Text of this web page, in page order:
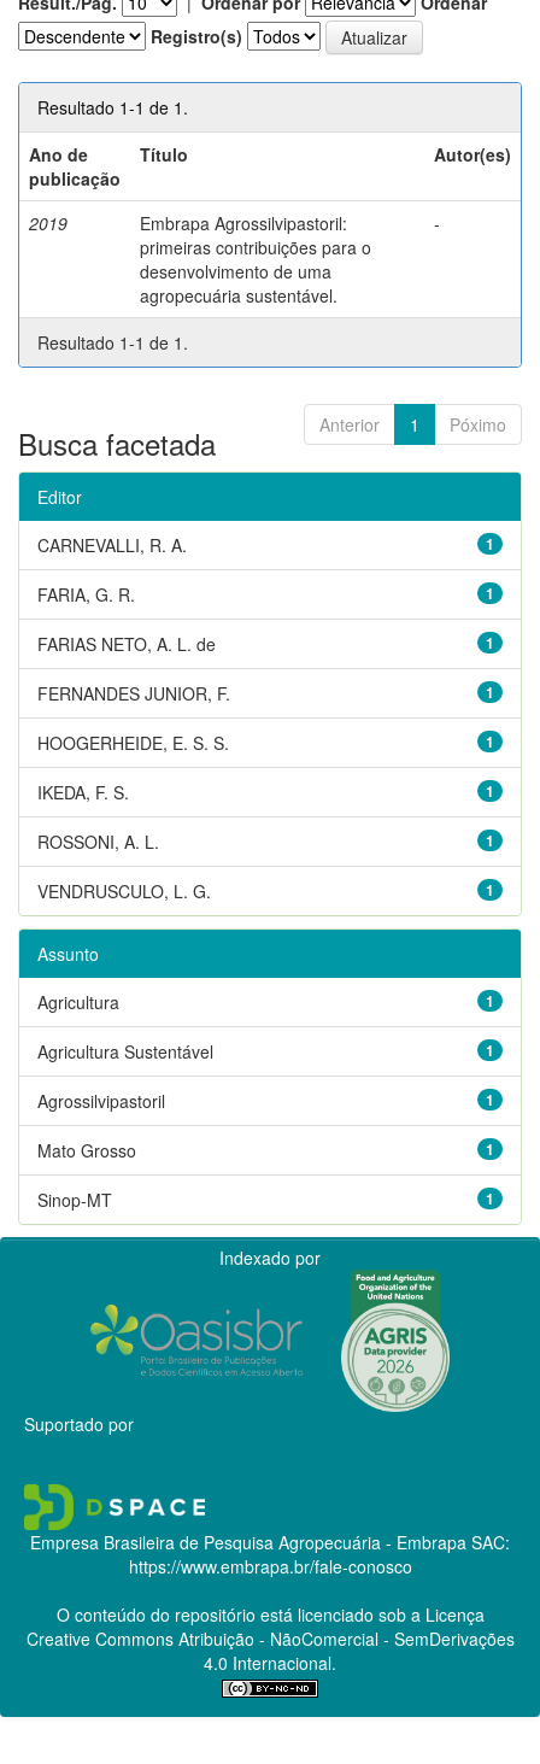
Registro(s)
Resultado 1-1 de 1.
Ano de
publicação
Título Autor(es)
2019
Embrapa Agrossilvipastoril:
primeiras contribuições para o
desenvolvimento de uma
agropecuária sustentável.
-
Resultado 1-1 de 1.
Anterior 1 Póximo
Busca facetada
Editor
1
CARNEVALLI, R. A.
1
FARIA, G. R.
1
FARIAS NETO, A. L. de
1
FERNANDES JUNIOR, F.
1
HOOGERHEIDE, E. S. S.
1
IKEDA, F. S.
1
ROSSONI, A. L.
1
VENDRUSCULO, L. G.
Assunto
1
Agricultura
1
Agricultura Sustentável
1
Agrossilvipastoril
1
Mato Grosso
1
Sinop-MT
Indexado por
Suportado por
Empresa Brasileira de Pesquisa Agropecuária - Embrapa SAC:
https://www.embrapa.br/fale-conosco
O conteúdo do repositório está licenciado sob a Licença
Creative CommonsAtribuição - NãoComercial - SemDerivações
4.0 Internacional.